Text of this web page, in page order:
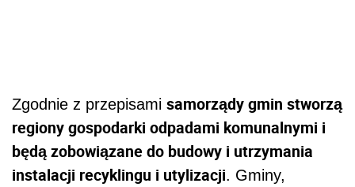
Zgodnie z przepisami samorządy gmin stworzą
regiony gospodarki odpadami komunalnymi i
będą zobowiązane do budowy i utrzymania
instalacji recyklingu i utylizacji. Gminy,